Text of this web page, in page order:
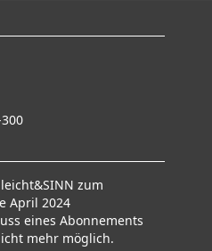
zum
April 2024
eines Abonnements
mehr möglich.